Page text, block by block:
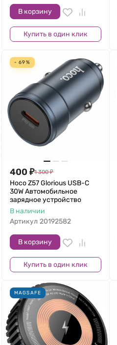
В корзину
Купить в один клик
- 69%
400 ₽1 300 ₽
Hoco Z57 Glorious USB-C
30W Автомобильное
зарядное устройство
В наличии
Артикул 20192582
В корзину
Купить в один клик
MAGSAFE